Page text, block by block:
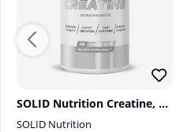
SOLID Nutrition Creatine, 150 mega caps
SOLID Nutrition